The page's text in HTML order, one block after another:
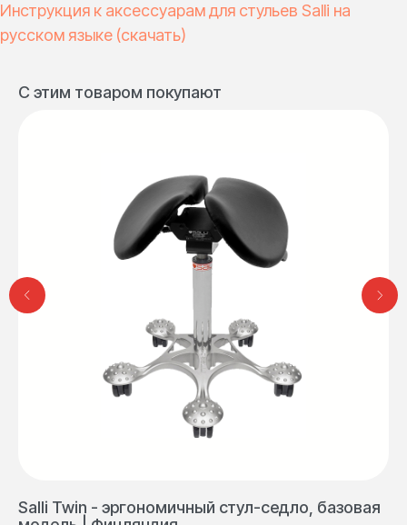
Инструкция к аксессуарам для стульев Salli на
русском языке (скачать)
С этим товаром покупают
Salli Twin - эргономичный стул-седло, базовая
Общество с ограниченной
конфиденциальности